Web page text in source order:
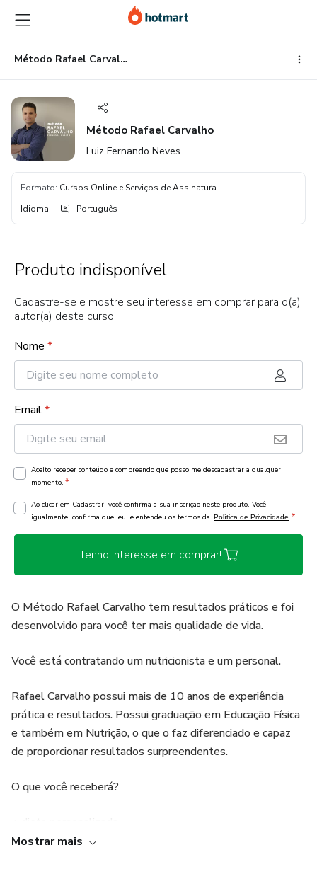
para
o
conteúdo
principal
para
o
pagamento
para
o
rodapé
Método Rafael Carvalho
Método Rafael Carvalho
Luiz Fernando Neves
Formato: Cursos Online e Serviços de Assinatura
Idioma: Português
Produto indisponível
Cadastre-se e mostre seu interesse em comprar para o(a)
autor(a) deste curso!
Nome *
Email*
Aceito receber conteúdo e compreendo que posso me descadastrar a qualquer
momento. *
Ao clicar em Cadastrar, você confirma a sua inscrição neste produto. Você,
igualmente, confirma que leu, e entendeu os termos da Política de Privacidade *
Tenho interesse em comprar!
O Método Rafael Carvalho tem resultados práticos e foi
desenvolvido para você ter mais qualidade de vida.
Você está contratando um nutricionista e um personal.
Rafael Carvalho possui mais de 10 anos de experiência
prática e resultados. Possui graduação em Educação Física
e também em Nutrição, o que o faz diferenciado e capaz
de proporcionar resultados surpreendentes.
O que você receberá?
Mostrar mais